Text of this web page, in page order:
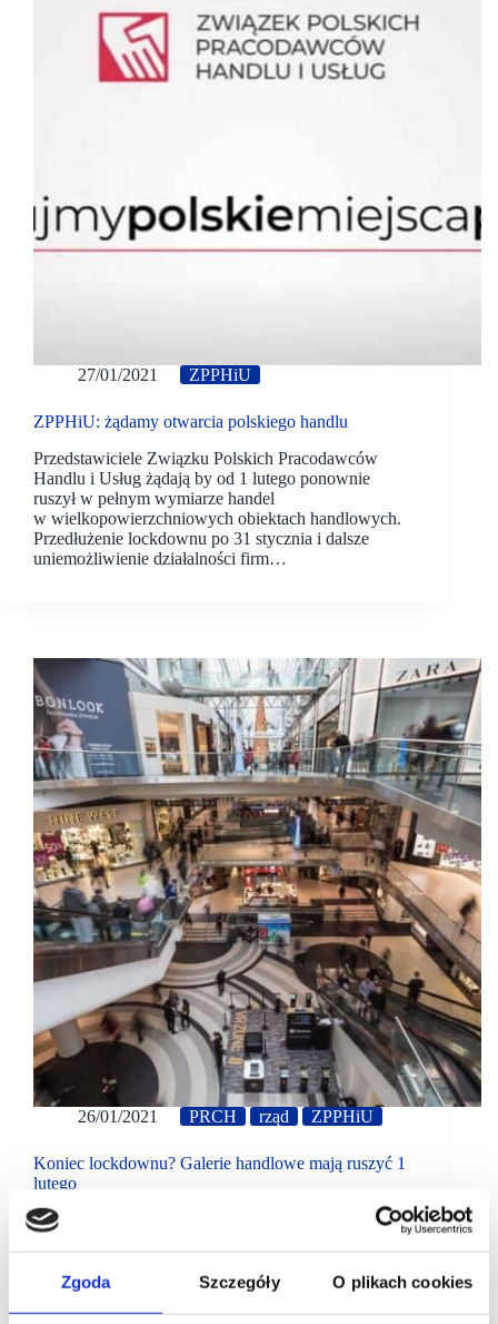
Zgoda Szczegóły O plikach cookies
27/01/2021 ZPPHiU
ZPPHiU: żądamy otwarcia polskiego handlu
Przedstawiciele Związku Polskich Pracodawców
Handlu i Usług żądają by od 1 lutego ponownie
ruszył w pełnym wymiarze handel
w wielkopowierzchniowych obiektach handlowych.
Przedłużenie lockdownu po 31 stycznia i dalsze
uniemożliwienie działalności firm…
26/01/2021 PRCH rząd ZPPHiU
Koniec lockdownu? Galerie handlowe mają ruszyć 1
lutego
Jak wynika z jeszcze niepotwierdzonych oficjalnie
decyzja rządu powinna zostać ogłoszona jeszcze